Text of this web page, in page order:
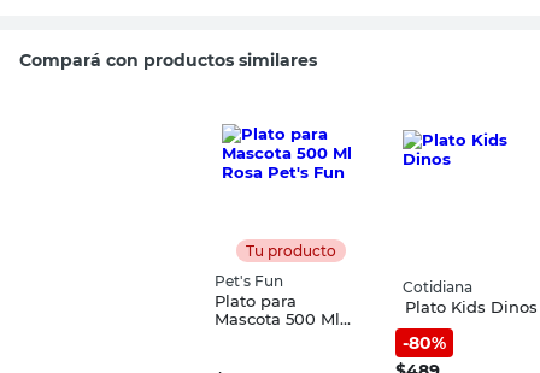
Compará con productos similares
Tu producto
Pet's Fun
Plato para
Mascota 500 Ml
Cotidiana
Plato Kids Dinos
-80%